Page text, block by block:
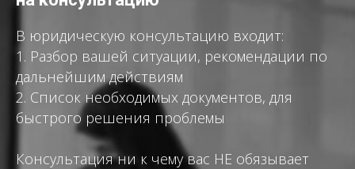
В юридическую консультацию входит:
1. Разбор вашей ситуации, рекомендации по
дальнейшим действиям
2. Список необходимых документов, для
быстрого решения проблемы
Консультация ни к чему вас НЕ обязывает